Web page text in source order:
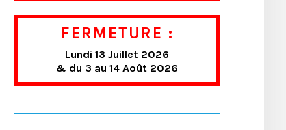
FERMETURE :
Lundi 13 Juillet 2026
& du 3 au 14 Août 2026